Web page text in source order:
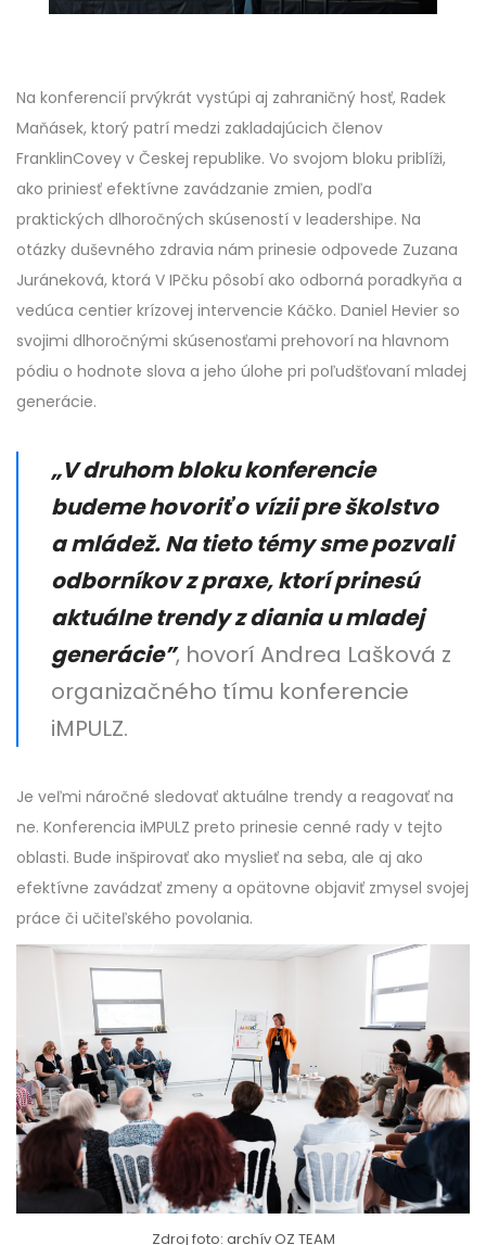
Na konferencií prvýkrát vystúpi aj zahraničný hosť, Radek
Maňásek, ktorý patrí medzi zakladajúcich členov
FranklinCovey v Českej republike. Vo svojom bloku priblíži,
ako priniesť efektívne zavádzanie zmien, podľa
praktických dlhoročných skúseností v leadershipe. Na
otázky duševného zdravia nám prinesie odpovede Zuzana
Juráneková, ktorá V IPčku pôsobí ako odborná poradkyňa a
vedúca centier krízovej intervencie Káčko. Daniel Hevier so
svojimi dlhoročnými skúsenosťami prehovorí na hlavnom
pódiu o hodnote slova a jeho úlohe pri poľudšťovaní mladej
generácie.
„V druhom bloku konferencie
budeme hovoriť o vízii pre školstvo
a mládež. Na tieto témy sme pozvali
odborníkov z praxe, ktorí prinesú
aktuálne trendy z diania u mladej
generácie”, hovorí Andrea Lašková z
organizačného tímu konferencie
iMPULZ.
Je veľmi náročné sledovať aktuálne trendy a reagovať na
ne. Konferencia iMPULZ preto prinesie cenné rady v tejto
oblasti. Bude inšpirovať ako myslieť na seba, ale aj ako
efektívne zavádzať zmeny a opätovne objaviť zmysel svojej
práce či učiteľského povolania.
Zdroj foto: archív OZ TEAM